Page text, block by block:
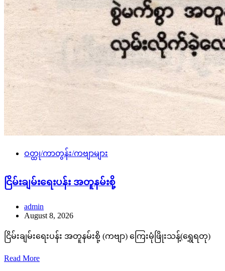
ဝတ္ထု/ကာတွန်း/ကဗျာများ
ငြိမ်းချမ်းရေးပန်း အတူနမ်းစို့
admin
August 8, 2026
ငြိမ်းချမ်းရေးပန်း အတူနမ်းစို့ (ကဗျာ) ကြေးမုံဖြိုးသန့်(ရွှေရတု)
Read More